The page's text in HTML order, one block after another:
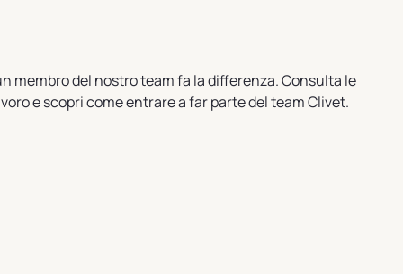
membro del nostro team fa la differenza. Consulta le
e scopri come entrare a far parte del team Clivet.